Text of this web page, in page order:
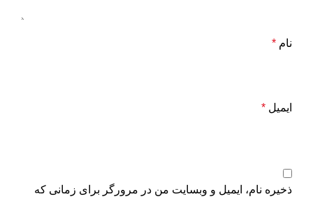
نام *
ایمیل *
ذخیره نام، ایمیل و وبسایت من در مرورگر برای زمانی که